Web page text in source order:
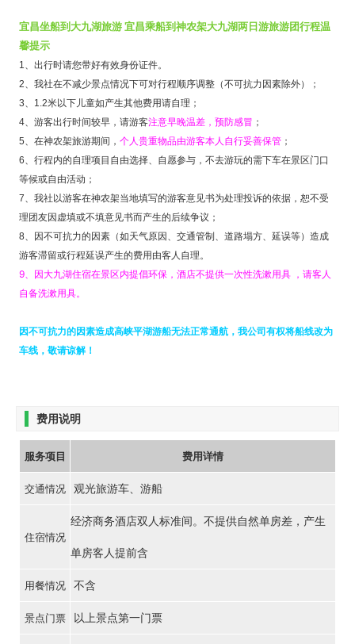
宜昌坐船到大九湖旅游 宜昌乘船到神农架大九湖两日游旅游团行程温
馨提示
1、出行时请您带好有效身份证件。
2、我社在不减少景点情况下可对行程顺序调整（不可抗力因素除外）；
3、1.2米以下儿童如产生其他费用请自理；
4、游客出行时间较早，请游客注意早晚温差，预防感冒 ；
5、在神农架旅游期间， 个人贵重物品由游客本人自行妥善保管 ；
6、行程内的自理项目自由选择、自愿参与，不去游玩的需下车在景区门口
等候或自由活动；
7、我社以游客在神农架当地填写的游客意见书为处理投诉的依据，恕不受
理团友因虚填或不填意见书而产生的后续争议；
8、因不可抗力的因素（如天气原因、交通管制、道路塌方、延误等）造成
游客滞留或行程延误产生的费用由客人自理。
9、因大九湖住宿在景区内提倡环保，酒店不提供一次性洗漱用具 ，请客人
自备洗漱用具。
因不可抗力的因素造成高峡平湖游船无法正常通航，我公司有权将船线改为
车线，敬请谅解！
费用说明
服务项目 费用详情
交通情况 观光旅游车、游船
住宿情况
经济商务酒店双人标准间。不提供自然单房差，产生
单房客人提前含
用餐情况 不含
景点门票 以上景点第一门票